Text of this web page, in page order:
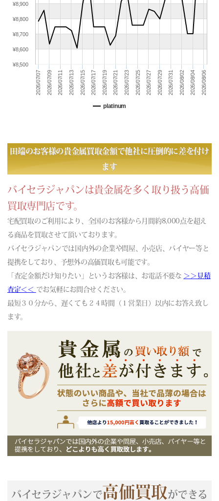
(06/27) 買取相場更新 GOLD(±0)PLATINUM(±0)
(06/26) 買取相場更新 GOLD(+181)PLATINUM(+95)
(06/25) 買取相場更新 GOLD(-575)PLATINUM(-359)
(06/24) 買取相場更新 GOLD(
-496
(06/22) 買取相場更新 GOLD(
-72 )PLATINUM( -87
(06/21) 買取相場更新 GOLD(±0)PLATINUM(±0)
(06/20) 買取相場更新 GOLD(±0)PLATINUM(±0)
-584)PLATINUM(
(06/16) 買取相場更新 GOLD(+79)PLATINUM(-10)
(06/14) 買取相場更新 GOLD(±0)PLATINUM(±0)
(06/13) 買取相場更新 GOLD(±0)PLATINUM(±0)
(06/11) 買取相場更新 GOLD(
(06/10) 買取相場更新 GOLD(-819)PLATINUM( -210)
(06/09) 買取相場更新 GOLD( -30)PLATINUM(
(06/08) 買取相場更新 GOLD(-821)PLATINUM(-632)
(06/07) 買取相場更新 GOLD(±0)PLATINUM(±0)
(06/06) 買取相場更新 GOLD(±0)PLATINUM(±0)
(06/05) 買取相場更新 GOLD(+96)PLATINUM(
(06/04) 買取相場更新 GOLD( -185)PLATINUM( -380 )
(06/01) 買取相場更新 GOLD(
+228 )PLATINUM(
(05/31) 買取相場更新 GOLD(±0)PLATINUM(±0)
(05/30) 買取相場更新 GOLD(±0)PLATINUM(±0)
(05/29) 買取相場更新 GOLD( +521)PLATINUM( -26)
(05/28) 買取相場更新 GOLD(-634 )PLATINUM( -190)
(05/27) 買取相場更新 GOLD(-117)PLATINUM(+74)
(05/26) 買取相場更新 GOLD(
(05/25) 買取相場更新 GOLD(
(05/24) 買取相場更新 GOLD(±0)PLATINUM(±0)
(05/23) 買取相場更新 GOLD(±0)PLATINUM(±0)
(05/20) 買取相場更新 GOLD(-355)PLATINUM(-316)
platinum
2026/07/07 2026/07/09 2026/07/11 2026/07/13 2026/07/15 2026/07/17 2026/07/19 2026/07/21 2026/07/23 2026/07/25 2026/07/27 2026/07/29 2026/07/31 2026/08/02 2026/08/04 2026/08/06
¥8,500
¥8,600
¥8,700
¥8,800
¥8,900
田端のお客様の貴金属買取金額で他社に圧倒的に差を付け
ます
バイセラジャパンは貴金属を多く取り扱う高価
買取専門店です。
宅配買取のご利用により、全国のお客様から月間約8,000点を超え
る商品を買取させて頂いております。
バイセラジャパンでは国内外の企業や問屋、小売店、バイヤー等と
提携をしており、予想外の高価買取も可能です。
「査定金額だけ知りたい」というお客様は、お電話不要な ＞＞見積
査定＜＜ でお気軽にお問合せください。
最短３０分から、遅くても２４時間（１営業日）以内にお答え致し
ます。
バイセラジャパンで高価買取ができる